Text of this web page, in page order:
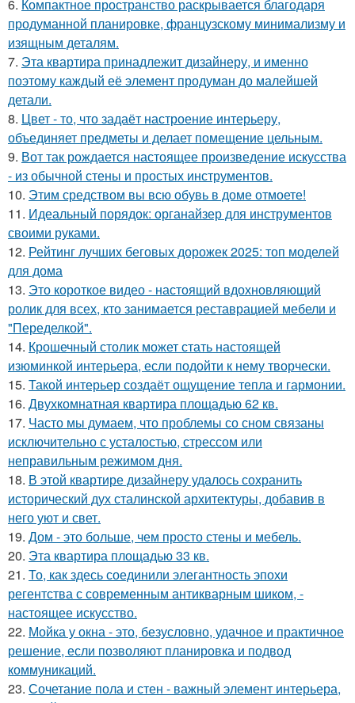
6. Компактное пространство раскрывается благодаря
продуманной планировке, французскому минимализму и
изящным деталям.
7. Эта квартира принадлежит дизайнеру, и именно
поэтому каждый её элемент продуман до малейшей
детали.
8. Цвет - то, что задаёт настроение интерьеру,
объединяет предметы и делает помещение цельным.
9. Вот так рождается настоящее произведение искусства
- из обычной стены и простых инструментов.
10. Этим средством вы всю обувь в доме отмоете!
11. Идеальный порядок: органайзер для инструментов
своими руками.
12. Рейтинг лучших беговых дорожек 2025: топ моделей
для дома
13. Это короткое видео - настоящий вдохновляющий
ролик для всех, кто занимается реставрацией мебели и
"Переделкой".
14. Крошечный столик может стать настоящей
изюминкой интерьера, если подойти к нему творчески.
15. Такой интерьер создаёт ощущение тепла и гармонии.
16. Двухкомнатная квартира площадью 62 кв.
17. Часто мы думаем, что проблемы со сном связаны
исключительно с усталостью, стрессом или
неправильным режимом дня.
18. В этой квартире дизайнеру удалось сохранить
исторический дух сталинской архитектуры, добавив в
него уют и свет.
19. Дом - это больше, чем просто стены и мебель.
20. Эта квартира площадью 33 кв.
21. То, как здесь соединили элегантность эпохи
регентства с современным антикварным шиком, -
настоящее искусство.
22. Мойка у окна - это, безусловно, удачное и практичное
решение, если позволяют планировка и подвод
коммуникаций.
23. Сочетание пола и стен - важный элемент интерьера,